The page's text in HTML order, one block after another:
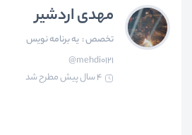
مهدی اردشیر
تخصص : یه برنامه نویس
@mehdi0121
4 سال پیش
مطرح شد